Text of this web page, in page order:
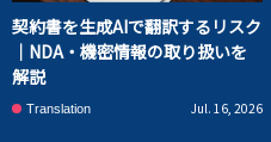
契約書を生成AIで翻訳するリスク
｜NDA・機密情報の取り扱いを
解説
Translation Jul. 16, 2026